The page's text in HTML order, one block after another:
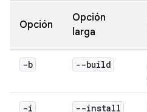
Opción
Opción
larga
-b --build
-i --install